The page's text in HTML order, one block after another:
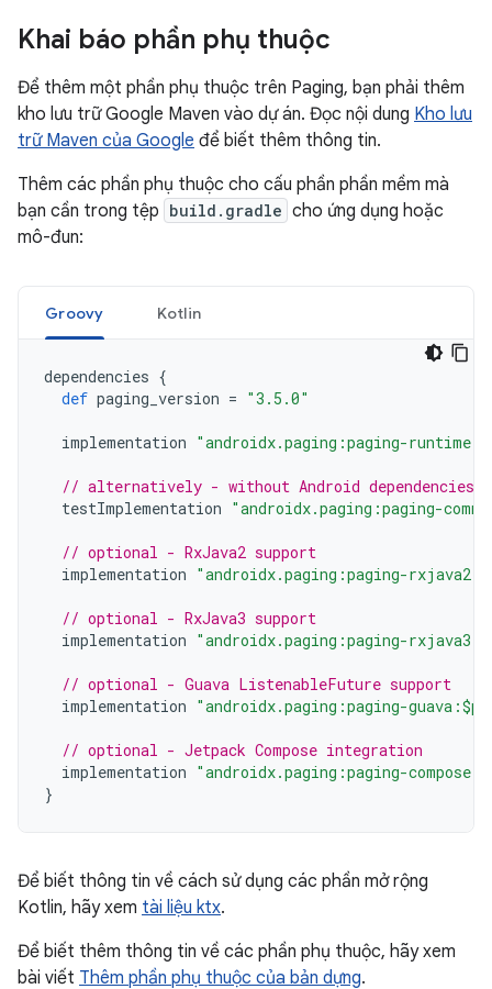
Khai báo phần phụ thuộc
Để thêm một phần phụ thuộc trên Paging, bạn phải thêm
kho lưu trữ Google Maven vào dự án. Đọc nội dung Kho lưu
trữ Maven của Google để biết thêm thông tin.
Thêm các phần phụ thuộc cho cấu phần phần mềm mà
bạn cần trong tệp build.gradle cho ứng dụng hoặc
mô-đun:
Groovy Kotlin
dependencies {
def paging_version = "3.5.0"
implementation "androidx.paging:paging-
// alternatively - without Android dependencies
testImplementation "androidx.paging:paging-
// optional - RxJava2 support
implementation "androidx.paging:paging-
// optional - RxJava3 support
implementation "androidx.paging:paging-
// optional - Guava ListenableFuture support
implementation "androidx.paging:paging-
// optional - Jetpack Compose integration
implementation "androidx.paging:paging-
}
Để biết thông tin về cách sử dụng các phần mở rộng
Kotlin, hãy xem tài liệu ktx.
Để biết thêm thông tin về các phần phụ thuộc, hãy xem
bài viết Thêm phần phụ thuộc của bản dựng.